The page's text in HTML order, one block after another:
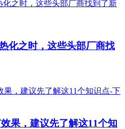
化之时，这些头部厂商找
果，建议先了解这11个知